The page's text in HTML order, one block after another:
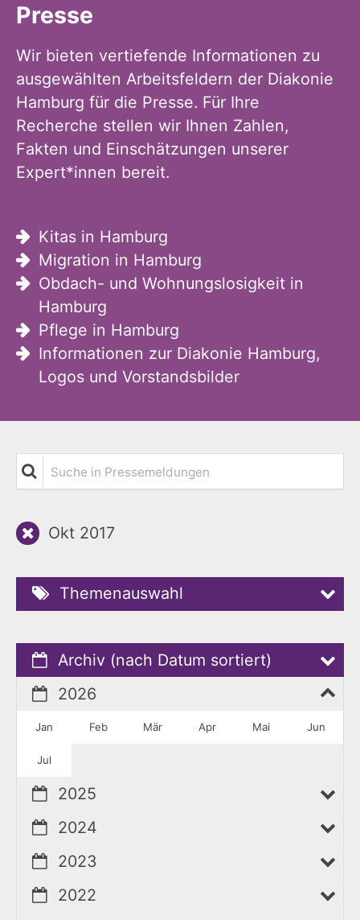
Presse
Wir bieten vertiefende Informationen zu
ausgewählten Arbeitsfeldern der Diakonie
Hamburg für die Presse. Für Ihre
Recherche stellen wir Ihnen Zahlen,
Fakten und Einschätzungen unserer
Expert*innen bereit.
Kitas in Hamburg
Migration in Hamburg
Obdach- und Wohnungslosigkeit in
Hamburg
Pflege in Hamburg
Informationen zur Diakonie Hamburg,
Logos und Vorstandsbilder
Suche in Pressemeldungen
Okt 2017
Themenauswahl
Archiv (nach Datum sortiert)
2026
Jan Feb Mär Apr Mai Jun
Jul
2025
2024
2023
2022